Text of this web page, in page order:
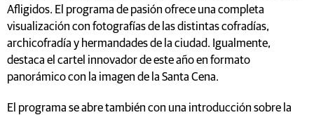
Afligidos. El programa de pasión ofrece una completa
visualización con fotografías de las distintas cofradías,
archicofradía y hermandades de la ciudad. Igualmente,
destaca el cartel innovador de este año en formato
panorámico con la imagen de la Santa Cena.
El programa se abre también con una introducción sobre la